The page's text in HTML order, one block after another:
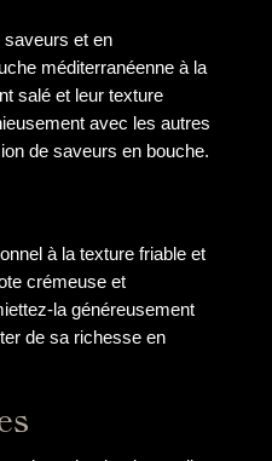
et en
méditerranéenne à la
salé et leur texture
avec les autres
de saveurs en bouche.
à la texture friable et
crémeuse et
la généreusement
de sa richesse en